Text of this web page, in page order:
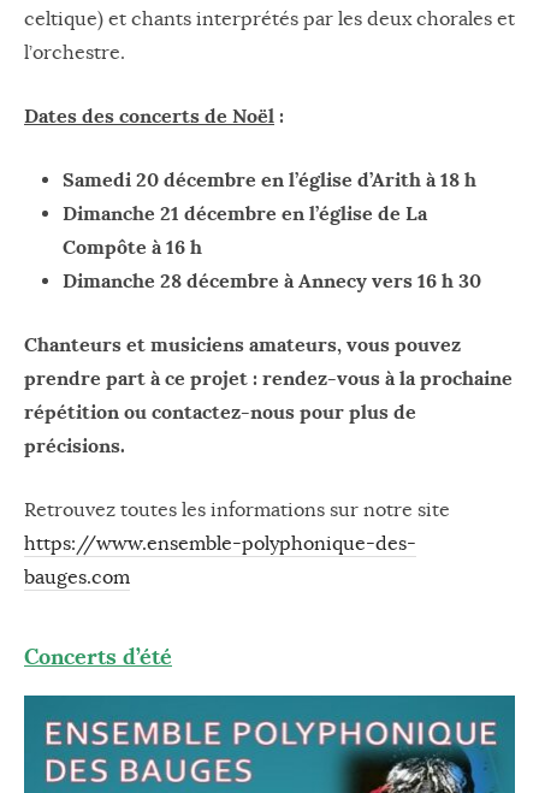
celtique) et chants interprétés par les deux chorales et
l’orchestre.
Dates des concertsde Noël:
Samedi 20 décembre en l’église d’Arith à 18 h
Dimanche 21 décembre en l’église de La
Compôte à 16 h
Dimanche 28 décembre à Annecy vers 16 h 30
Chanteurs et musiciens amateurs, vous pouvez
prendre part à ce projet : rendez-vous à la prochaine
répétition ou contactez-nous pour plus de
précisions.
Retrouvez toutes les informations sur notre site
https://www.ensemble-polyphonique-des-
bauges.com
Concerts d’été